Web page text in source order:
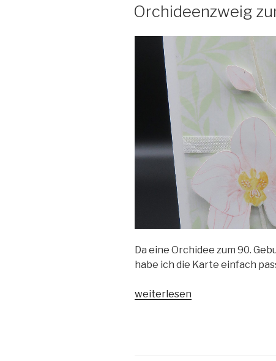
Orchideenzweig
Da eine Orchidee zum 90.
habe ich die Karte einfach
„Orchideenzweig
weiterlesen